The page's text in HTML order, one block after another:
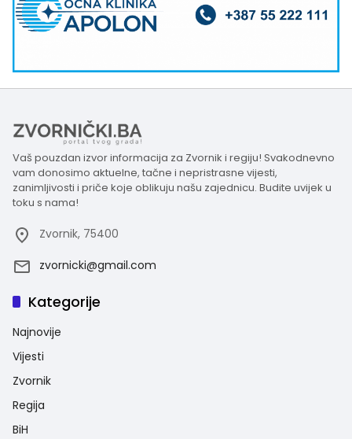
Vaš pouzdan izvor informacija za Zvornik i regiju! Svakodnevno
vam donosimo aktuelne, tačne i nepristrasne vijesti,
zanimljivosti i priče koje oblikuju našu zajednicu. Budite uvijek u
toku s nama!
Zvornik, 75400
zvornicki@gmail.com
Kategorije
Najnovije
Vijesti
Zvornik
Regija
BiH